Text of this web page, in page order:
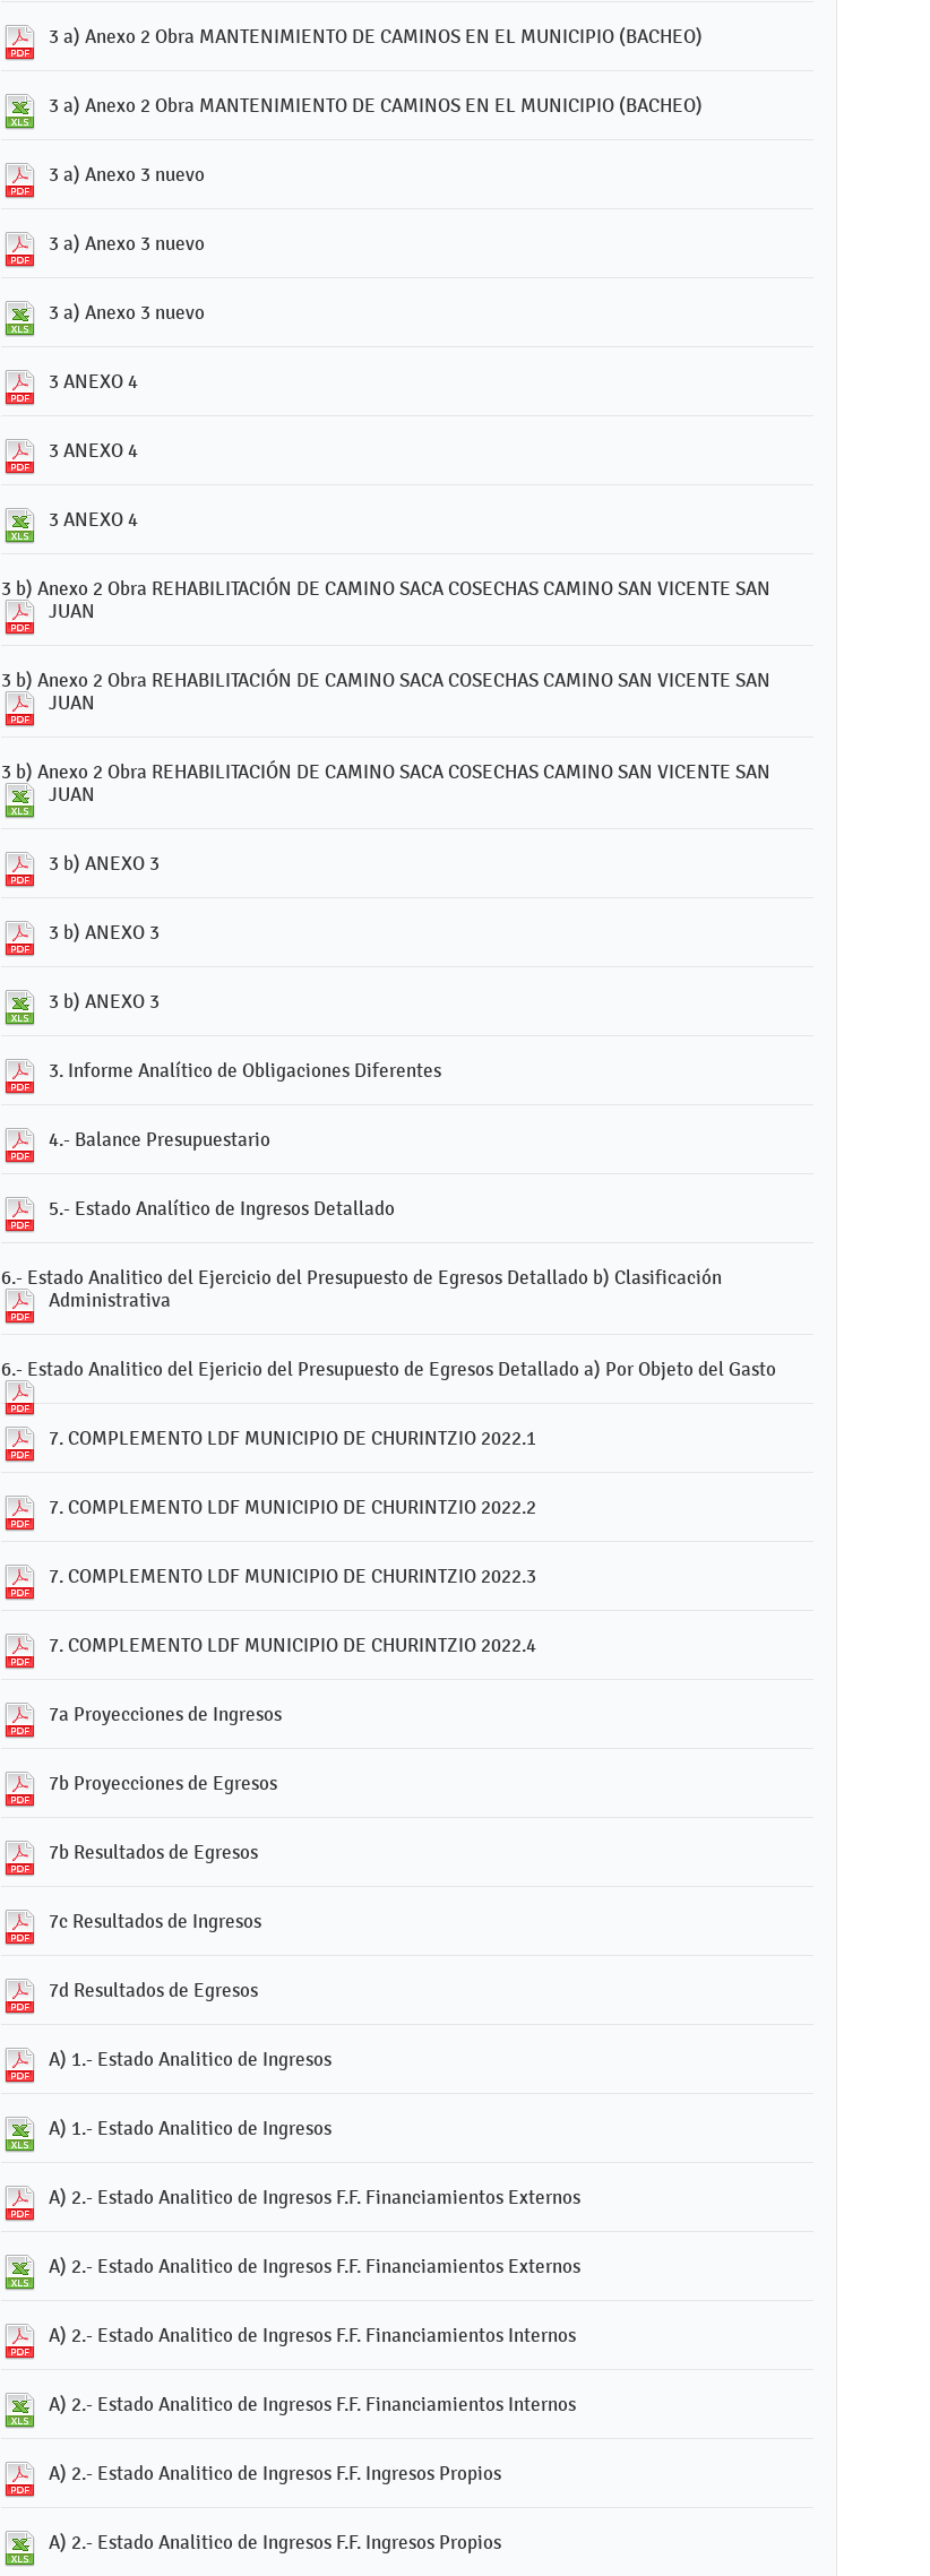
3 a) Anexo 2 Obra MANTENIMIENTO DE CAMINOS EN EL MUNICIPIO (BACHEO)
3 a) Anexo 2 Obra MANTENIMIENTO DE CAMINOS EN EL MUNICIPIO (BACHEO)
3 a) Anexo 3 nuevo
3 a) Anexo 3 nuevo
3 a) Anexo 3 nuevo
3 ANEXO 4
3 ANEXO 4
3 ANEXO 4
3 b) Anexo 2 Obra REHABILITACIÓN DE CAMINO SACA COSECHAS CAMINO SAN VICENTE SAN
JUAN
3 b) Anexo 2 Obra REHABILITACIÓN DE CAMINO SACA COSECHAS CAMINO SAN VICENTE SAN
JUAN
3 b) Anexo 2 Obra REHABILITACIÓN DE CAMINO SACA COSECHAS CAMINO SAN VICENTE SAN
JUAN
3 b) ANEXO 3
3 b) ANEXO 3
3 b) ANEXO 3
3. Informe Analítico de Obligaciones Diferentes
4.- Balance Presupuestario
5.- Estado Analítico de Ingresos Detallado
6.- Estado Analitico del Ejercicio del Presupuesto de Egresos Detallado b) Clasificación
Administrativa
6.- Estado Analitico del Ejericio del Presupuesto de Egresos Detallado a) Por Objeto del Gasto
7. COMPLEMENTO LDF MUNICIPIO DE CHURINTZIO 2022.1
7. COMPLEMENTO LDF MUNICIPIO DE CHURINTZIO 2022.2
7. COMPLEMENTO LDF MUNICIPIO DE CHURINTZIO 2022.3
7. COMPLEMENTO LDF MUNICIPIO DE CHURINTZIO 2022.4
7a Proyecciones de Ingresos
7b Proyecciones de Egresos
7b Resultados de Egresos
7c Resultados de Ingresos
7d Resultados de Egresos
A) 1.- Estado Analitico de Ingresos
A) 1.- Estado Analitico de Ingresos
A) 2.- Estado Analitico de Ingresos F.F. Financiamientos Externos
A) 2.- Estado Analitico de Ingresos F.F. Financiamientos Externos
A) 2.- Estado Analitico de Ingresos F.F. Financiamientos Internos
A) 2.- Estado Analitico de Ingresos F.F. Financiamientos Internos
A) 2.- Estado Analitico de Ingresos F.F. Ingresos Propios
A) 2.- Estado Analitico de Ingresos F.F. Ingresos Propios